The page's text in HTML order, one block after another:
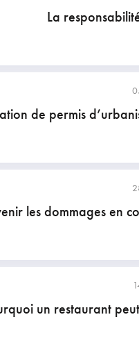
La
de permis
les dommages en
un restaurant